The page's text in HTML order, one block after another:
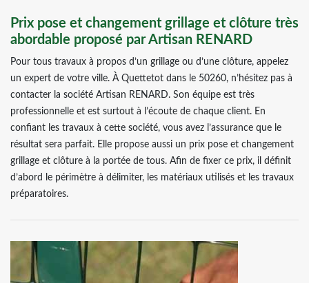
Prix pose et changement grillage et clôture très
abordable proposé par Artisan RENARD
Pour tous travaux à propos d’un grillage ou d’une clôture, appelez
un expert de votre ville. À Quettetot dans le 50260, n’hésitez pas à
contacter la société Artisan RENARD. Son équipe est très
professionnelle et est surtout à l’écoute de chaque client. En
confiant les travaux à cette société, vous avez l’assurance que le
résultat sera parfait. Elle propose aussi un prix pose et changement
grillage et clôture à la portée de tous. Afin de fixer ce prix, il définit
d’abord le périmètre à délimiter, les matériaux utilisés et les travaux
préparatoires.